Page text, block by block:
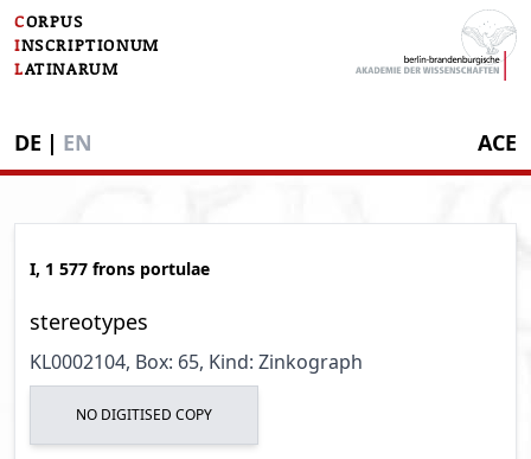
CORPUS
INSCRIPTIONUM
LATINARUM
DE | EN ACE
I, 1 577 frons portulae
stereotypes
KL0002104, Box: 65, Kind: Zinkograph
NO DIGITISED COPY